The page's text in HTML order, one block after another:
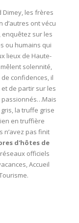
Dimey, les frères
d’autres ont vécu
enquêtez sur les
ou humains qui
lieux de Haute-
solennité,
confidences, il
de partir sur les
passionnés…Mais
la truffe grise
en truffière
n’avez pas finit
d'hôtes de
officiels
Accueil